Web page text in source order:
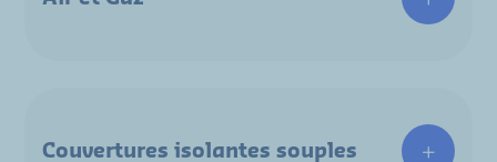
Couvertures isolantes souples